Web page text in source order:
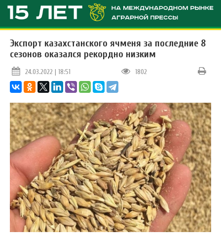
Экспорт казахстанского ячменя за последние 8
сезонов оказался рекордно низким
24.03.2022 | 18:51 1802